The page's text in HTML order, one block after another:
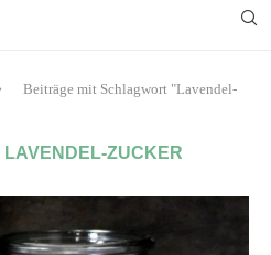
Beiträge mit Schlagwort "Lavendel-
LAVENDEL-ZUCKER